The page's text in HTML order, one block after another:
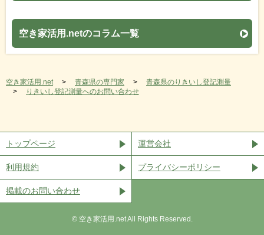
空き家活用.netのコラム一覧
空き家活用.net 青森県の専門家
青森県のりきいし登記測量
りきいし登記測量へのお問い合わせ
トップページ 運営会社
利用規約 プライバシーポリシー
掲載のお問い合わせ
©︎ 空き家活用.net All Rights Reserved.